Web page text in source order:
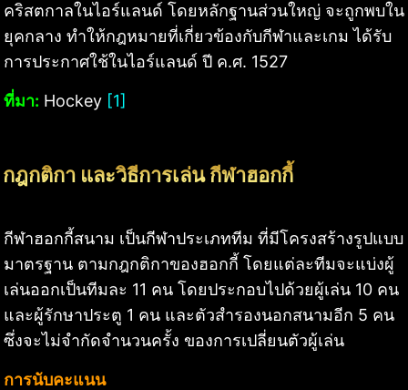
คริสตกาลในไอร์แลนด์ โดยหลักฐานส่วนใหญ่ จะถูกพบใน
ยุคกลาง ทำให้กฎหมายที่เกี่ยวข้องกับกีฬาและเกม ได้รับ
การประกาศใช้ในไอร์แลนด์ ปี ค.ศ. 1527
ที่มา: Hockey [1]
กฎกติกา และวิธีการเล่น กีฬาฮอกกี้
กีฬาฮอกกี้สนาม เป็นกีฬาประเภททีม ที่มีโครงสร้างรูปแบบ
มาตรฐาน ตามกฎกติกาของฮอกกี้ โดยแต่ละทีมจะแบ่งผู้
เล่นออกเป็นทีมละ 11 คน โดยประกอบไปด้วยผู้เล่น 10 คน
และผู้รักษาประตู 1 คน และตัวสำรองนอกสนามอีก 5 คน
ซึ่งจะไม่จำกัดจำนวนครั้ง ของการเปลี่ยนตัวผู้เล่น
การนับคะแนน